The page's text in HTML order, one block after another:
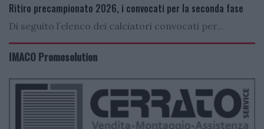
Ritiro precampionato 2026, i convocati per la seconda fase
Di seguito l’elenco dei calciatori convocati per...
IMACO Promosolution